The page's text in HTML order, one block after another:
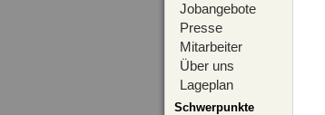
Jobangebote
Presse
Mitarbeiter
Über uns
Lageplan
Schwerpunkte